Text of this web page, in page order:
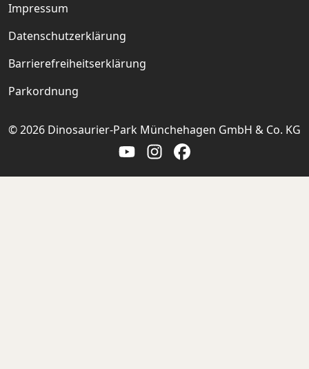
Impressum
Datenschutzerklärung
Barrierefreiheitserklärung
Parkordnung
© 2026 Dinosaurier-Park Münchehagen GmbH & Co. KG